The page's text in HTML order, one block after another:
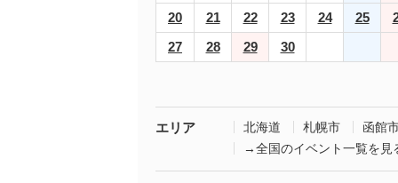
20
21 22 23 24 25
27
28 29 30
エリア 北海道 札幌市
函館
→全国のイベント一覧を見